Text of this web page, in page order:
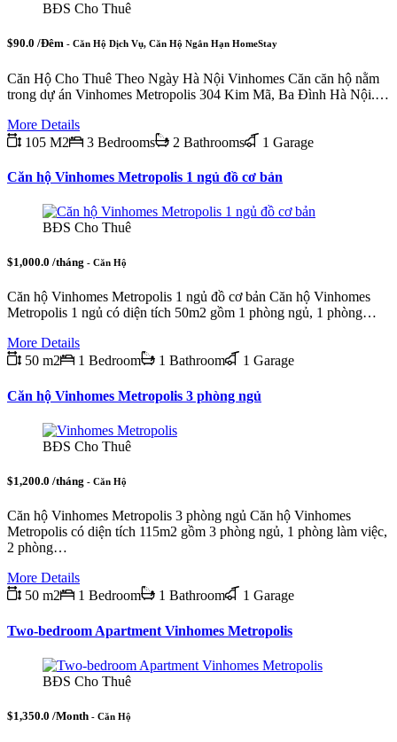
BĐS Cho Thuê
$90.0 /Đêm - Căn Hộ Dịch Vụ, Căn Hộ Ngắn Hạn HomeStay
Căn Hộ Cho Thuê Theo Ngày Hà Nội Vinhomes Căn căn hộ nằm
trong dự án Vinhomes Metropolis 304 Kim Mã, Ba Đình Hà Nội.…
More Details
105 M2
3 Bedrooms 2 Bathrooms 1 Garage
Căn hộ Vinhomes Metropolis 1 ngủ đồ cơ bản
BĐS Cho Thuê
$1,000.0 /tháng - Căn Hộ
Căn hộ Vinhomes Metropolis 1 ngủ đồ cơ bản Căn hộ Vinhomes
Metropolis 1 ngủ có diện tích 50m2 gồm 1 phòng ngủ, 1 phòng…
More Details
50 m2
1 Bedroom 1 Bathroom 1 Garage
Căn hộ Vinhomes Metropolis 3 phòng ngủ
BĐS Cho Thuê
$1,200.0 /tháng - Căn Hộ
Căn hộ Vinhomes Metropolis 3 phòng ngủ Căn hộ Vinhomes
Metropolis có diện tích 115m2 gồm 3 phòng ngủ, 1 phòng làm việc,
2 phòng…
More Details
50 m2
1 Bedroom 1 Bathroom 1 Garage
Two-bedroom Apartment Vinhomes Metropolis
BĐS Cho Thuê
$1,350.0 /Month - Căn Hộ